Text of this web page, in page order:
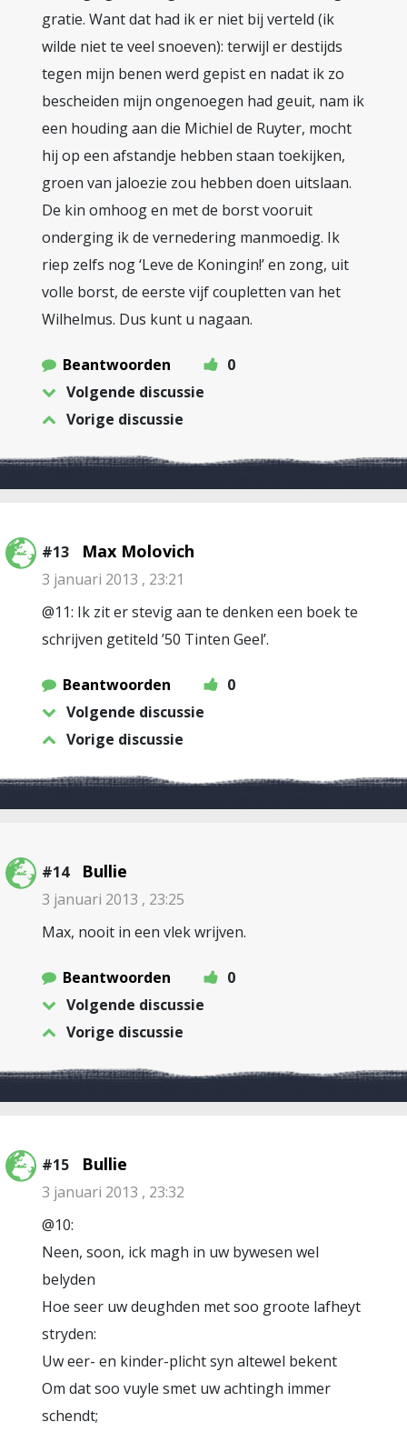
gratie. Want dat had ik er niet bij verteld (ik
wilde niet te veel snoeven): terwijl er destijds
tegen mijn benen werd gepist en nadat ik zo
bescheiden mijn ongenoegen had geuit, nam ik
een houding aan die Michiel de Ruyter, mocht
hij op een afstandje hebben staan toekijken,
groen van jaloezie zou hebben doen uitslaan.
De kin omhoog en met de borst vooruit
onderging ik de vernedering manmoedig. Ik
riep zelfs nog ‘Leve de Koningin!’ en zong, uit
volle borst, de eerste vijf coupletten van het
Wilhelmus. Dus kunt u nagaan.
Beantwoorden
0
Volgende discussie
Vorige discussie
#13 Max Molovich
3 januari 2013 , 23:21
@11: Ik zit er stevig aan te denken een boek te
schrijven getiteld ’50 Tinten Geel’.
Beantwoorden
0
Volgende discussie
Vorige discussie
#14 Bullie
3 januari 2013 , 23:25
Max, nooit in een vlek wrijven.
Beantwoorden
0
Volgende discussie
Vorige discussie
#15 Bullie
3 januari 2013 , 23:32
@10:
Neen, soon, ick magh in uw bywesen wel
belyden
Hoe seer uw deughden met soo groote lafheyt
stryden:
Uw eer- en kinder-plicht syn altewel bekent
Om dat soo vuyle smet uw achtingh immer
schendt;